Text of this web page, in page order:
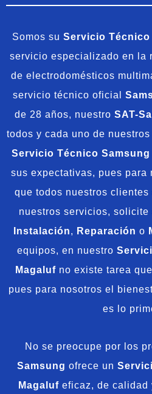
Somos su Servicio
servicio especializado en la
de electrodomésticos
servicio técnico oficial
de 28 años, nuestro SAT-
todos y cada uno de
Servicio Técnico Samsung
sus expectativas, pues para
que todos nuestros
nuestros servicios,
Instalación, Reparación o
equipos, en nuestro
Magaluf no existe tarea
pues para nosotros el
es lo
No se preocupe por los
Samsung ofrece un
Magaluf eficaz, de calidad